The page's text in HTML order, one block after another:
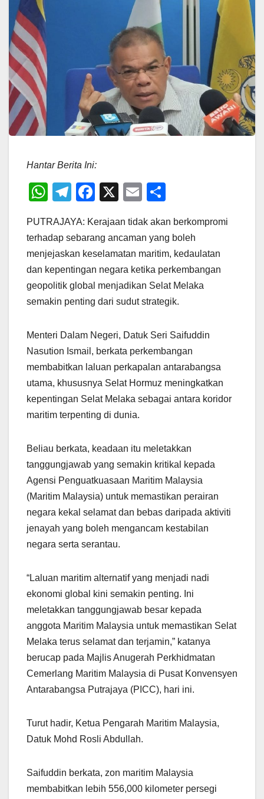
Hantar Berita Ini:
W
at
s
A
p
p
T
e
gr
a
m
F
c
e
b
o
o
X
E
ail ar
e
PUTRAJAYA: Kerajaan tidak akan berkompromi
terhadap sebarang ancaman yang boleh
menjejaskan keselamatan maritim, kedaulatan
dan kepentingan negara ketika perkembangan
geopolitik global menjadikan Selat Melaka
semakin penting dari sudut strategik.
Menteri Dalam Negeri, Datuk Seri Saifuddin
Nasution Ismail, berkata perkembangan
membabitkan laluan perkapalan antarabangsa
utama, khususnya Selat Hormuz meningkatkan
kepentingan Selat Melaka sebagai antara koridor
maritim terpenting di dunia.
Beliau berkata, keadaan itu meletakkan
tanggungjawab yang semakin kritikal kepada
Agensi Penguatkuasaan Maritim Malaysia
(Maritim Malaysia) untuk memastikan perairan
negara kekal selamat dan bebas daripada aktiviti
jenayah yang boleh mengancam kestabilan
negara serta serantau.
“Laluan maritim alternatif yang menjadi nadi
ekonomi global kini semakin penting. Ini
meletakkan tanggungjawab besar kepada
anggota Maritim Malaysia untuk memastikan Selat
Melaka terus selamat dan terjamin,” katanya
berucap pada Majlis Anugerah Perkhidmatan
Cemerlang Maritim Malaysia di Pusat Konvensyen
Antarabangsa Putrajaya (PICC), hari ini.
Turut hadir, Ketua Pengarah Maritim Malaysia,
Datuk Mohd Rosli Abdullah.
Saifuddin berkata, zon maritim Malaysia
membabitkan lebih 556,000 kilometer persegi